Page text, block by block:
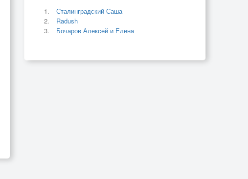
Сталинградский Саша
Radush
Бочаров Алексей и Елена